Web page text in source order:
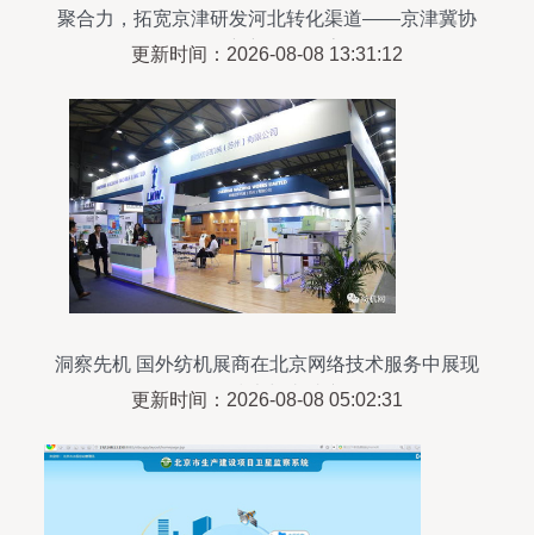
聚合力，拓宽京津研发河北转化渠道——京津冀协
同创新新路径探索
更新时间：2026-08-08 13:31:12
洞察先机 国外纺机展商在北京网络技术服务中展现
的前沿技术与尖端产品
更新时间：2026-08-08 05:02:31